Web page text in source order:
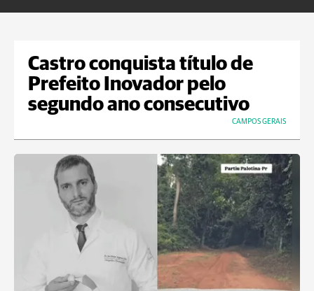
Castro conquista título de
Prefeito Inovador pelo
segundo ano consecutivo
CAMPOS GERAIS